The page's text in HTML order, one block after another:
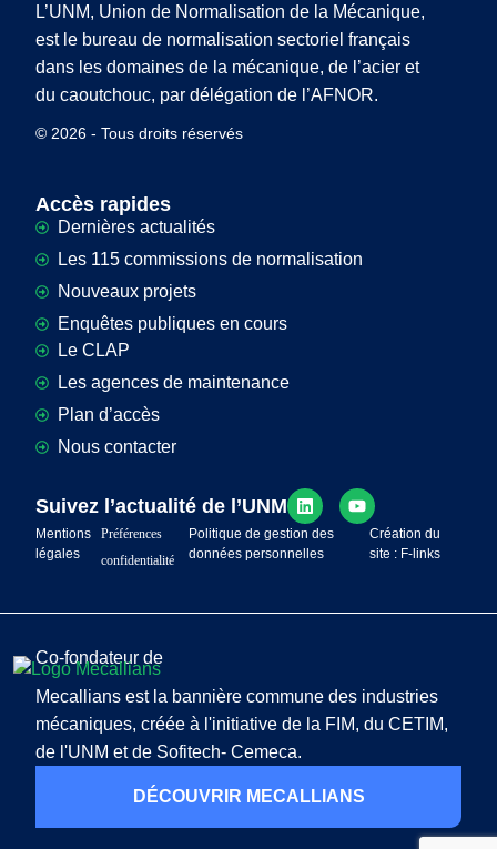
L’UNM, Union de Normalisation de la Mécanique,
est le bureau de normalisation sectoriel français
dans les domaines de la mécanique, de l’acier et
du caoutchouc, par délégation de l’AFNOR.
© 2026 - Tous droits réservés
Accès rapides
Dernières actualités
Les 115 commissions de normalisation
Nouveaux projets
Enquêtes publiques en cours
Le CLAP
Les agences de maintenance
Plan d’accès
Nous contacter
Suivez l’actualité de l’UNM
Mentions
légales
Préférences
confidentialité
Politique de gestion des
données personnelles
Création du
site : F-links
Co-fondateur de
Mecallians est la bannière commune des industries
mécaniques, créée à l'initiative de la FIM, du CETIM,
de l'UNM et de Sofitech- Cemeca.
DÉCOUVRIR MECALLIANS